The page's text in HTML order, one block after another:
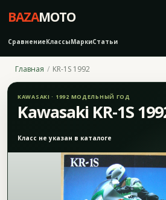
BAZAMOTO
СравнениеКлассыМаркиСтатьи
Главная KR-1S 1992
KAWASAKI · 1992 МОДЕЛЬНЫЙ ГОД
Kawasaki KR-1S
Класс не указан в каталоге